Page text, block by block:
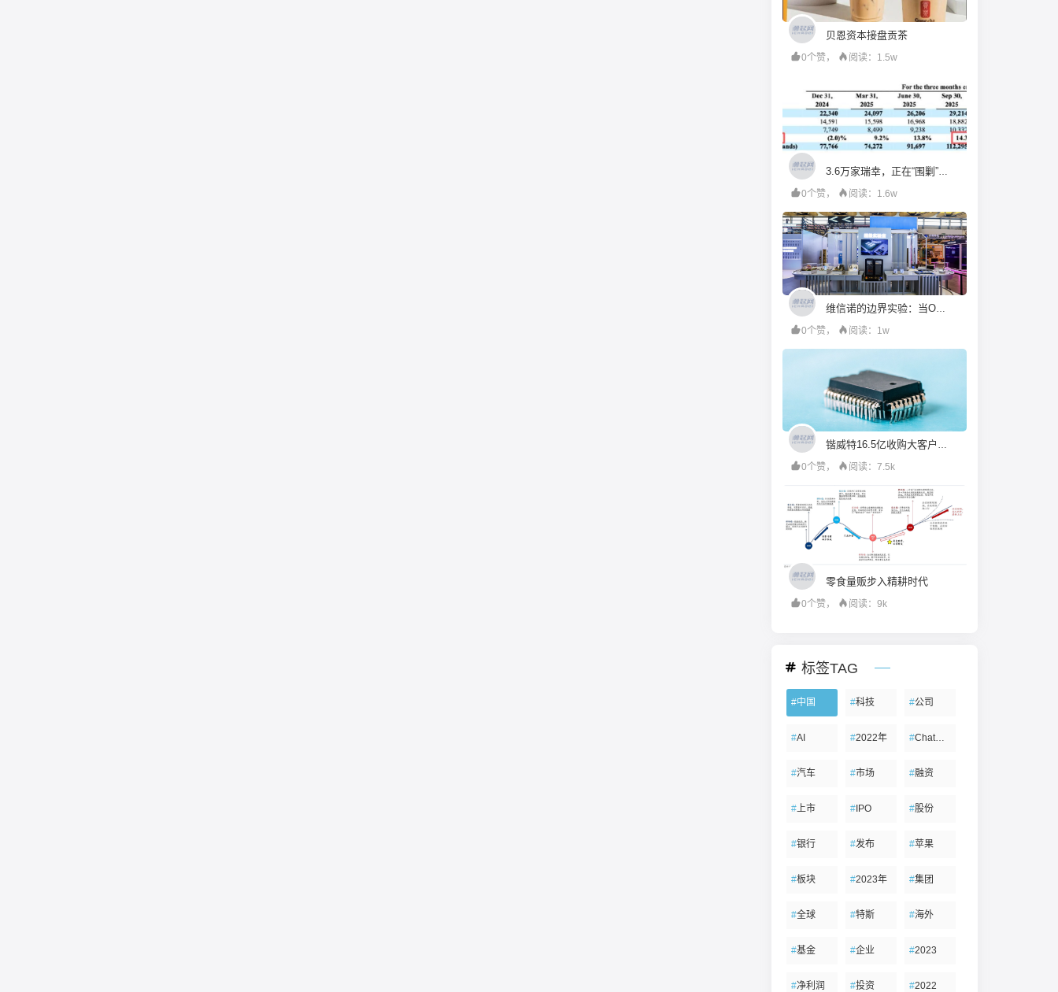
贝恩资本接盘贡茶
0个赞， 阅读：1.5w
3.6万家瑞幸，正在“围剿”瑞幸
0个赞，
阅读：1.6w
维信诺的边界实验：当OLED大厂决定走进ChinaJoy
0个赞，
阅读：1w
锴威特16.5亿收购大客户：“小吞大”背后的股权接力与对赌反差
0个赞，
阅读：7.5k
零食量贩步入精耕时代
0个赞， 阅读：9k
标签TAG
#中国 #科技 #公司
#AI #2022年 #ChatGPT
#汽车 #市场 #融资
#上市 #IPO #股份
#银行 #发布 #苹果
#板块 #2023年 #集团
#全球 #特斯 #海外
#基金 #企业 #2023
#净利润 #投资 #2022